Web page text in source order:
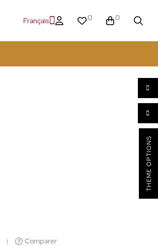
Français 0 0
Comparer
THEME OPTIONS